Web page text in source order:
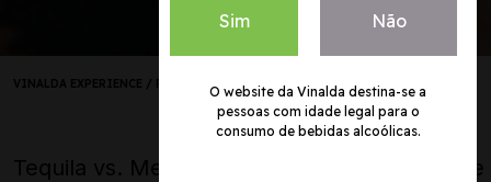
VINALDA EXPERIENCE / PALAVRA A QUEM SABE JORGE PEÑA
Tequila vs. Mezcal: o que as distingue? Jorge
Sim Não
O website da Vinalda destina-se a
pessoas com idade legal para o
consumo de bebidas alcoólicas.